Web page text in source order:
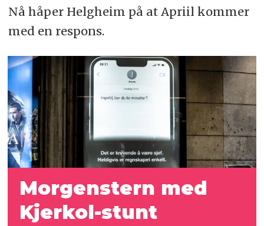
Nå håper Helgheim på at Apriil kommer
med en respons.
Morgenstern med
Kjerkol-stunt